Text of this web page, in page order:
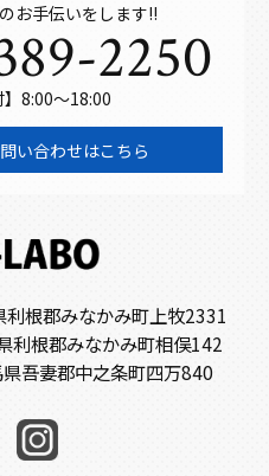
お手伝いをします!!
2250
】8:00～18:00
い合わせはこちら
根郡みなかみ町上牧2331
根郡みなかみ町相俣142
吾妻郡中之条町四万840